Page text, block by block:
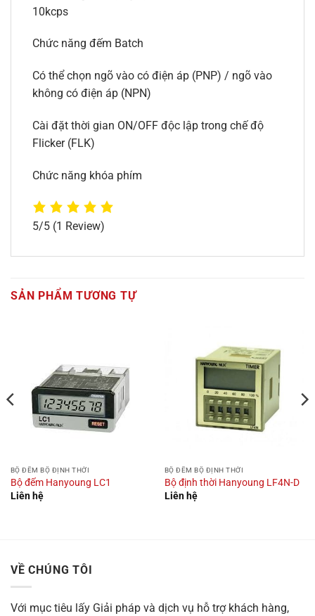
10kcps
Chức năng đếm Batch
Có thể chọn ngõ vào có điện áp (PNP) / ngõ vào
không có điện áp (NPN)
Cài đặt thời gian ON/OFF độc lập trong chế độ
Flicker (FLK)
Chức năng khóa phím
5/5 (1 Review)
SẢN PHẨM TƯƠNG TỰ
BỘ ĐẾM BỘ ĐỊNH THỜI
Bộ đếm Hanyoung LC1
Liên hệ
BỘ ĐẾM BỘ ĐỊNH THỜI
Bộ định thời Hanyoung LF4N-D
Liên hệ
VỀ CHÚNG TÔI
Với mục tiêu lấy Giải pháp và dịch vụ hỗ trợ khách hàng,